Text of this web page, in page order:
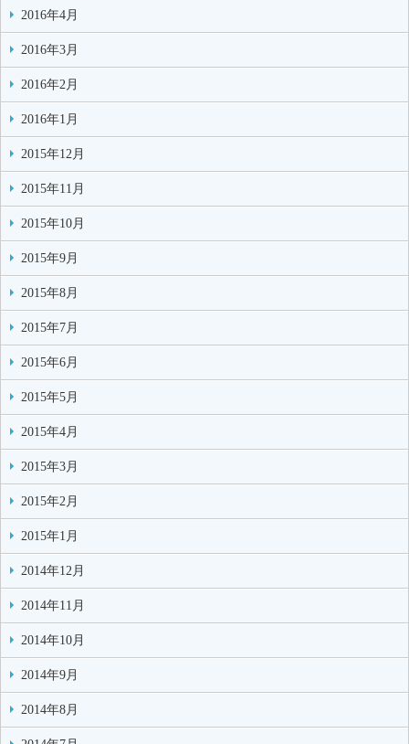
2016年4月
2016年3月
2016年2月
2016年1月
2015年12月
2015年11月
2015年10月
2015年9月
2015年8月
2015年7月
2015年6月
2015年5月
2015年4月
2015年3月
2015年2月
2015年1月
2014年12月
2014年11月
2014年10月
2014年9月
2014年8月